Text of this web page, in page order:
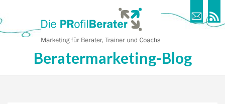
Beratermarketing-Blog